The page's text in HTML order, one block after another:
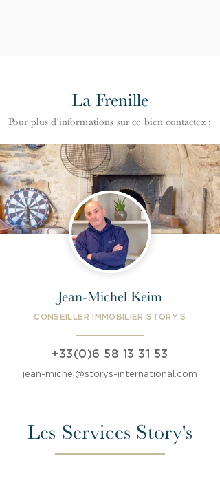
La Frenille
Pour plus d'informations sur ce bien contactez :
Jean-Michel Keim
CONSEILLER IMMOBILIER STORY'S
+33(0)6 58 13 31 53
jean-michel@storys-international.com
Les Services Story's